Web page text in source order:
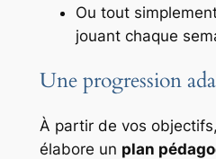
Ou tout
jouant chaque
Une progression
À partir de vos
élabore un plan